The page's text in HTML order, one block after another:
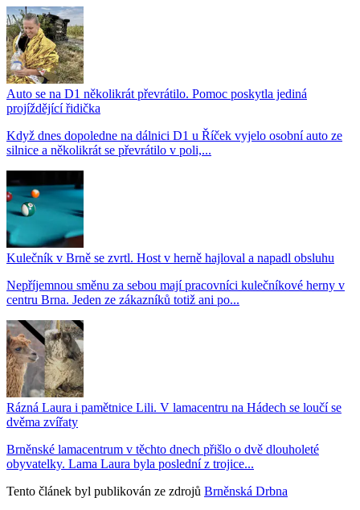
Auto se na D1 několikrát převrátilo. Pomoc poskytla jediná
projíždějící řidička
Když dnes dopoledne na dálnici D1 u Říček vyjelo osobní auto ze
silnice a několikrát se převrátilo v poli,...
Kulečník v Brně se zvrtl. Host v herně hajloval a napadl obsluhu
Nepříjemnou směnu za sebou mají pracovníci kulečníkové herny v
centru Brna. Jeden ze zákazníků totiž ani po...
Rázná Laura i pamětnice Lili. V lamacentru na Hádech se loučí se
dvěma zvířaty
Brněnské lamacentrum v těchto dnech přišlo o dvě dlouholeté
obyvatelky. Lama Laura byla poslední z trojice...
Tento článek byl publikován ze zdrojů Brněnská Drbna